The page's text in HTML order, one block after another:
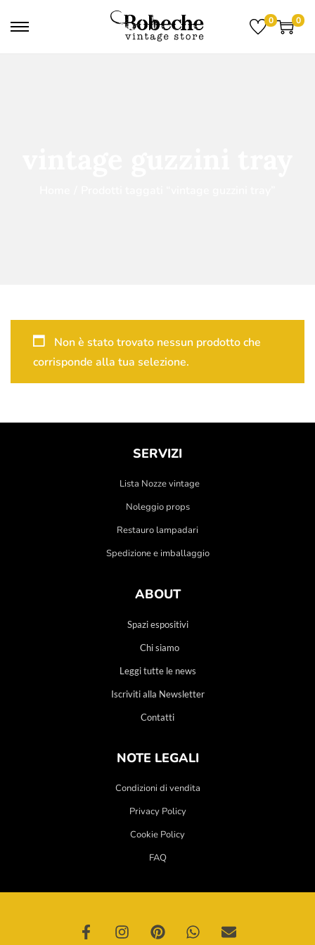
0 0
Non è stato trovato nessun prodotto che
corrisponde alla tua selezione.
SERVIZI
Lista Nozze vintage
Noleggio props
Restauro lampadari
Spedizione e imballaggio
ABOUT
Spazi espositivi
Chi siamo
Leggi tutte le news
Iscriviti alla Newsletter
Contatti
NOTE LEGALI
Condizioni di vendita
Privacy Policy
Cookie Policy
FAQ